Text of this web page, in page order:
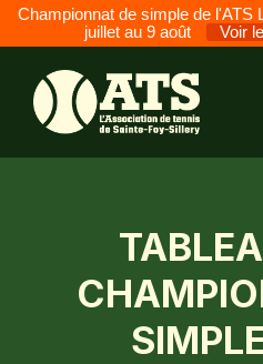
Championnat de simple de l'ATS
juillet au 9 août
Voir
contenu